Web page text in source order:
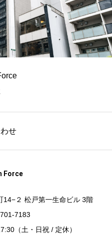
せ
Force
14−２ 松戸第一生命ビル 3階
7183
（土・日祝 / 定休）